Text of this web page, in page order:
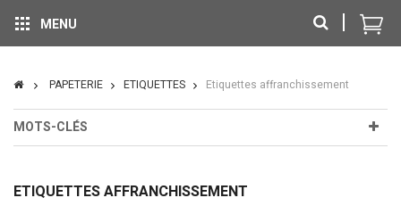
MENU
PAPETERIE ETIQUETTES Etiquettes affranchissement
MOTS-CLÉS
ETIQUETTES AFFRANCHISSEMENT